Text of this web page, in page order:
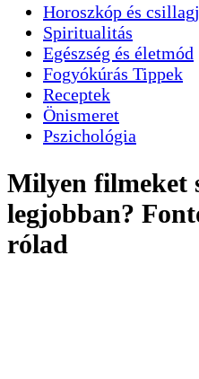
Horoszkóp és
Spiritualitás
Egészség és életmód
Fogyókúrás Tippek
Receptek
Önismeret
Pszichológia
Milyen filmeket
legjobban?
rólad